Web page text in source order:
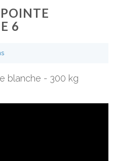
6
blanche - 300 kg